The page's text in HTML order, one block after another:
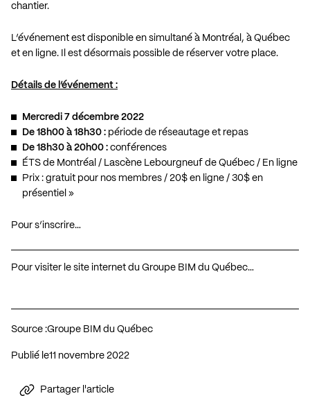
chantier.
L’événement est disponible en simultané à Montréal, à Québec
et en ligne. Il est désormais possible de réserver votre place.
Détails de l’événement :
Mercredi 7 décembre 2022
De 18h00 à 18h30 : période de réseautage et repas
De 18h30 à 20h00 : conférences
ÉTS de Montréal / Lascène Lebourgneuf de Québec / En ligne
Prix : gratuit pour nos membres / 20$ en ligne / 30$ en
présentiel »
Pour s’inscrire…
Pour visiter le site internet du Groupe BIM du Québec…
Source :Groupe BIM du Québec
Publié le 11 novembre 2022
Partager l'article